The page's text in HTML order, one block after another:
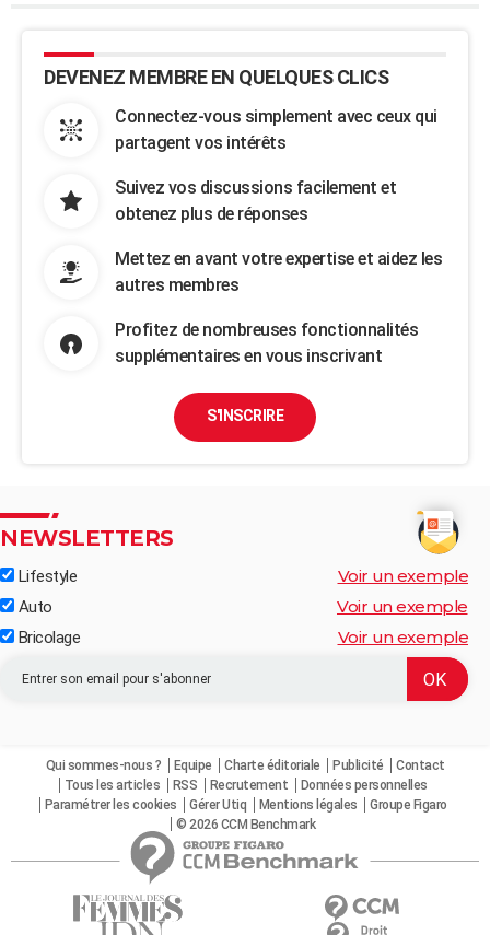
DEVENEZ MEMBRE EN QUELQUES CLICS
Connectez-vous simplement avec ceux qui
partagent vos intérêts
Suivez vos discussions facilement et
obtenez plus de réponses
Mettez en avant votre expertise et aidez les
autres membres
Profitez de nombreuses fonctionnalités
supplémentaires en vous inscrivant
S'INSCRIRE
NEWSLETTERS
Lifestyle Voir un exemple
Auto Voir un exemple
Bricolage Voir un exemple
Qui sommes-nous ? Equipe Charte éditoriale Publicité
Contact
Tous les articles
RSS Recrutement
Données personnelles
Paramétrer les cookies
Gérer Utiq Mentions légales
Groupe Figaro
© 2026 CCM Benchmark